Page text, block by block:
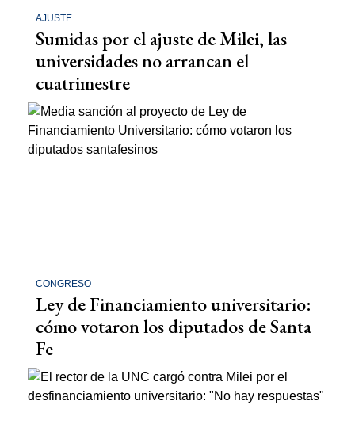
AJUSTE
Sumidas por el ajuste de Milei, las
universidades no arrancan el
cuatrimestre
CONGRESO
Ley de Financiamiento universitario:
cómo votaron los diputados de Santa
Fe